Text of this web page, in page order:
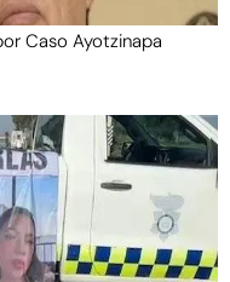
Caso Ayotzinapa